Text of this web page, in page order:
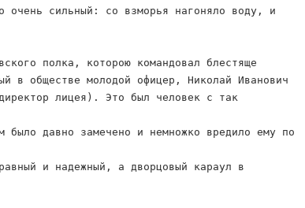
очень сильный: со взморья нагоняло воду, и
полка, которою командовал блестяще
в обществе молодой офицер, Николай Иванович
лицея). Это был человек с так
было давно замечено и немножко вредило ему по
и надежный, а дворцовый караул в